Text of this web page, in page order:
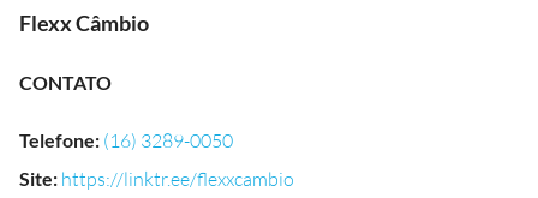
Flexx Câmbio
CONTATO
Telefone: (16) 3289-0050
Site: https://linktr.ee/flexxcambio